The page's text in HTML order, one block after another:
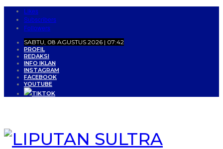
Likes
Subscribers
Followers
SABTU, 08 AGUSTUS 2026 | 07:42
PROFIL
REDAKSI
INFO IKLAN
INSTAGRAM
FACEBOOK
YOUTUBE
TIKTOK